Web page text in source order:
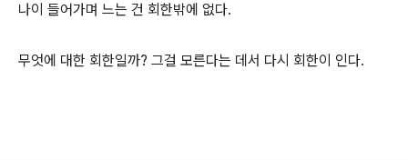
나이 들어가며 느는 건 회한밖에 없다.
무엇에 대한 회한일까? 그걸 모른다는 데서 다시 회한이 인다.